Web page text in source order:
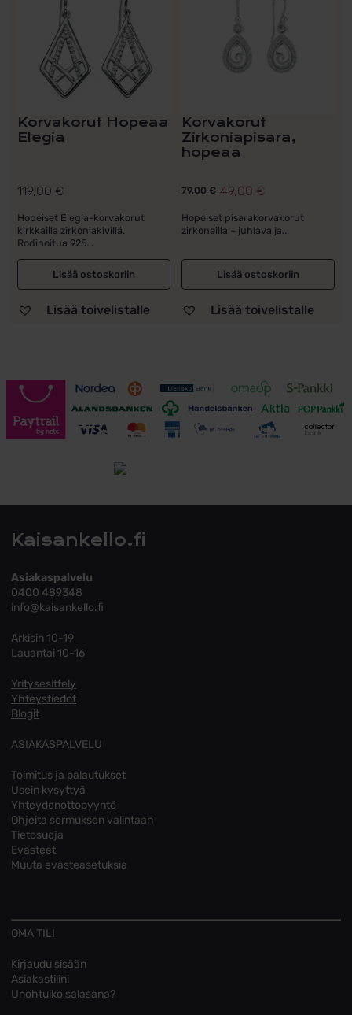
Korvakorut Hopeaa
Elegia
119,00 €
Hopeiset Elegia-korvakorut
kirkkailla zirkoniakivillä.
Rodinoitua 925...
Lisää ostoskoriin
Lisää toivelistalle
Korvakorut
Zirkoniapisara,
hopeaa
79,00€
Alkuperäinen
hinta
oli:
79,00 €.
49,00 €
Nykyinen
hinta
on:
49,00 €.
Hopeiset pisarakorvakorut
zirkoneilla – juhlava ja...
Lisää ostoskoriin
Lisää toivelistalle
Toimitusehdot
Kaisankello.fi
Asiakaspalvelu
0400 489348
info@kaisankello.fi
Arkisin 10-19
Lauantai 10-16
Yritysesittely
Yhteystiedot
Blogit
ASIAKASPALVELU
Toimitus ja palautukset
Usein kysyttyä
Yhteydenottopyyntö
Ohjeita sormuksen valintaan
Tietosuoja
Evästeet
Muuta evästeasetuksia
OMA TILI
Kirjaudu sisään
Asiakastilini
Unohtuiko salasana?